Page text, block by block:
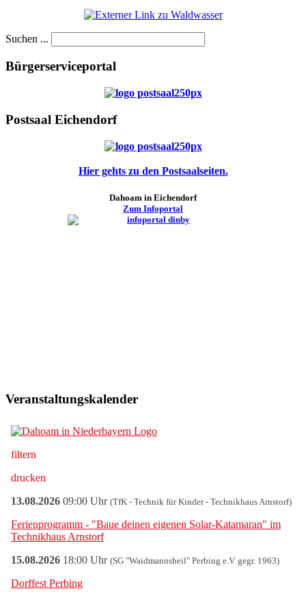
Suchen ...
Bürgerserviceportal
Postsaal Eichendorf
Hier gehts zu den Postsaalseiten.
Dahoam in Eichendorf
Zum Infoportal
Veranstaltungskalender